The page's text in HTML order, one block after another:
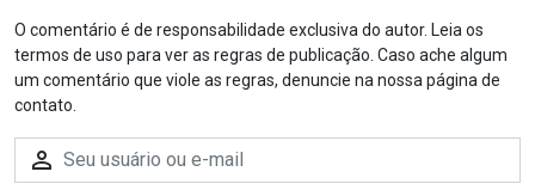
O comentário é de responsabilidade exclusiva do autor. Leia os
termos de uso para ver as regras de publicação. Caso ache algum
um comentário que viole as regras, denuncie na nossa página de
contato.